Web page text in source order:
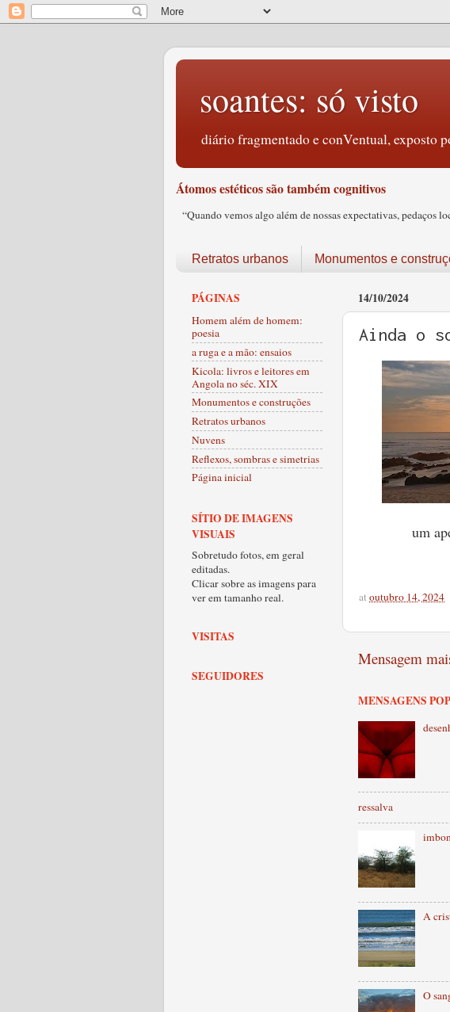
soantes: só visto
diário fragmentado e conVentual, exposto
Átomos estéticos são também cognitivos
“Quando vemos algo além de nossas expectativas, pedaços
Retratos urbanos Monumentos e
14/10/2024
Ainda o
um
atoutubro 14, 2024
Mensagem
MENSAGENS
ressalva
A
O
PÁGINAS
Homem além de homem:
poesia
a ruga e a mão: ensaios
Kicola: livros e leitores em
Angola no séc. XIX
Monumentos e construções
Retratos urbanos
Nuvens
Reflexos, sombras e simetrias
Página inicial
SÍTIO DE IMAGENS
VISUAIS
Sobretudo fotos, em geral
editadas.
Clicar sobre as imagens para
ver em tamanho real.
VISITAS
SEGUIDORES